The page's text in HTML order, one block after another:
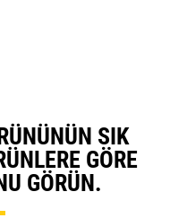
SIK
GÖRE
GÖRÜN.